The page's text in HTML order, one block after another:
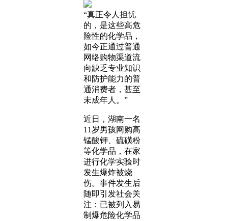
“真正令人担忧
的，是这些高危
险性的化学品，
如今正通过普通
网络购物渠道流
向缺乏专业知识
和防护能力的普
通消费者，甚至
未成年人。”
近日，湖南一名
11岁男孩网购高
锰酸钾、硫磺粉
等化学品，在家
进行化学实验时
发生爆炸被烧
伤。事件发生后
随即引发社会关
注：已被列入易
制爆危险化学品